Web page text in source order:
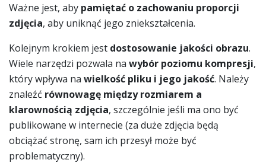
Ważne jest, aby pamiętać o zachowaniu proporcji
zdjęcia, aby uniknąć jego zniekształcenia.
Kolejnym krokiem jest dostosowanie jakości obrazu.
Wiele narzędzi pozwala na wybór poziomu kompresji,
który wpływa na wielkość pliku i jego jakość. Należy
znaleźć równowagę między rozmiarem a
klarownością zdjęcia, szczególnie jeśli ma ono być
publikowane w internecie (za duże zdjęcia będą
obciążać stronę, sam ich przesył może być
problematyczny).